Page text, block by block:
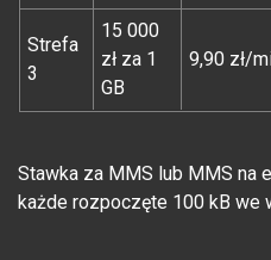
Strefa
3
15 000
zł za 1
GB
9,90 zł/
Stawka za MMS lub MMS na
każde rozpoczęte 100 kB